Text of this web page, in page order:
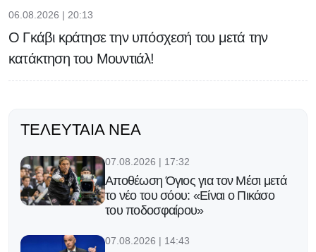
06.08.2026 | 20:13
Ο Γκάβι κράτησε την υπόσχεσή του μετά την
κατάκτηση του Μουντιάλ!
ΤΕΛΕΥΤΑΊΑ ΝΈΑ
07.08.2026 | 17:32
Αποθέωση Όγιος για τον Μέσι μετά
το νέο του σόου: «Είναι ο Πικάσο
του ποδοσφαίρου»
07.08.2026 | 14:43